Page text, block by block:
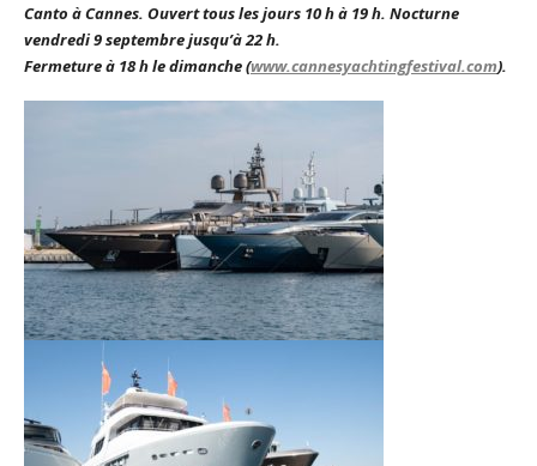
Canto à Cannes. Ouvert tous les jours 10 h à 19 h. Nocturne
vendredi 9 septembre jusqu’à 22 h.
Fermeture à 18 h le dimanche (www.cannesyachtingfestival.com).